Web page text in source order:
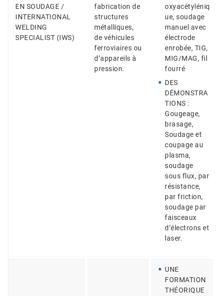
EN SOUDAGE /
INTERNATIONAL
WELDING
SPECIALIST (IWS)
fabrication de
structures
métalliques,
de véhicules
ferroviaires ou
d’appareils à
pression.
oxyacétyléniq
ue, soudage
manuel avec
électrode
enrobée, TIG,
MIG/MAG, fil
fourré
DES
DÉMONSTRA
TIONS :
Gougeage,
brasage,
Soudage et
coupage au
plasma,
soudage
sous flux, par
résistance,
par friction,
soudage par
faisceaux
d’électrons et
laser.
UNE
FORMATION
THÉORIQUE